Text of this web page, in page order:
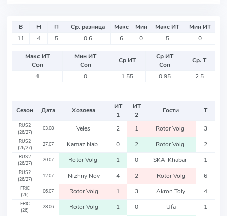
В Н П Ср. разница Макс Мин Макс ИТ
Мин ИТ
11
4 5 0.6 6 0 5 0
Макс ИТ
Соп
Мин ИТ
Соп
Ср ИТ
Ср ИТ
Соп
Ср. Т
4
0 1.55 0.95 2.5
Сезон Дата Хозяева
ИТ
1
ИТ
2
Гости Т
RUS2
(26/27)
03.08 Veles 2 1 Rotor Volg 3
RUS2
(26/27)
27.07 Kamaz Nab 0 2 Rotor Volg 2
RUS2
(26/27)
20.07 Rotor Volg 1 0 SKA-Khabar 1
RUS2
(26/27)
12.07 Nizhny Nov 4 2 Rotor Volg 6
FRIC
(26)
06.07 Rotor Volg 1 3 Akron Toly 4
FRIC
(26)
28.06 Rotor Volg 1 0 Ufa 1